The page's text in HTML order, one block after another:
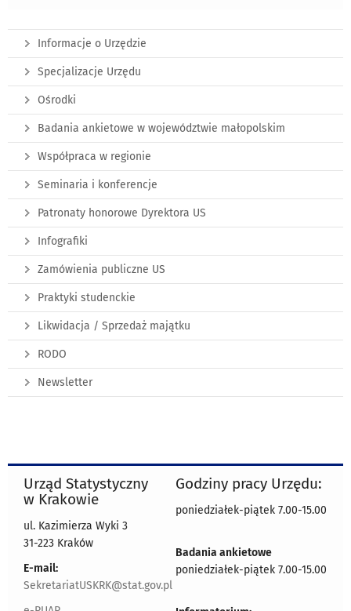
Informacje o Urzędzie
Specjalizacje Urzędu
Ośrodki
Badania ankietowe w województwie małopolskim
Współpraca w regionie
Seminaria i konferencje
Patronaty honorowe Dyrektora US
Infografiki
Zamówienia publiczne US
Praktyki studenckie
Likwidacja / Sprzedaż majątku
RODO
Newsletter
Urząd Statystyczny
w Krakowie
ul. Kazimierza Wyki 3
31-223 Kraków
E-mail:
SekretariatUSKRK@stat.gov.pl
Godziny pracy Urzędu:
poniedziałek-piątek 7.00-15.00
Badania ankietowe
poniedziałek-piątek 7.00-15.00